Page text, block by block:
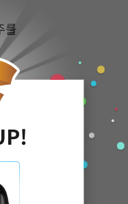
를
알 염주의
강당 바닥을
전히 피가